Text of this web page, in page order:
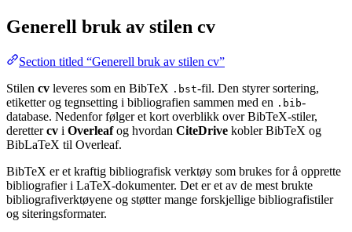
Generell bruk av stilen cv
Section titled “Generell bruk av stilen cv”
Stilen cv leveres som en BibTeX .bst-fil. Den styrer sortering,
etiketter og tegnsetting i bibliografien sammen med en .bib-
database. Nedenfor følger et kort overblikk over BibTeX-stiler,
derettercv i Overleafog hvordan CiteDrive kobler BibTeX og
BibLaTeX til Overleaf.
BibTeX er et kraftig bibliografisk verktøy som brukes for å opprette
bibliografier i LaTeX-dokumenter. Det er et av de mest brukte
bibliografiverktøyene og støtter mange forskjellige bibliografistiler
og siteringsformater.